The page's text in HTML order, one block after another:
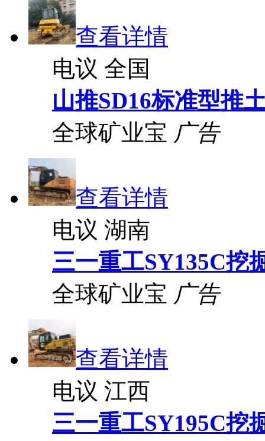
查看详情
电议 全国
山推SD16标准型推
全球矿业宝 广告
查看详情
电议 湖南
三一重工SY135C挖
全球矿业宝 广告
查看详情
电议 江西
三一重工SY195C挖